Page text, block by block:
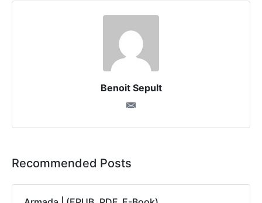
Benoit Sepult
Recommended Posts